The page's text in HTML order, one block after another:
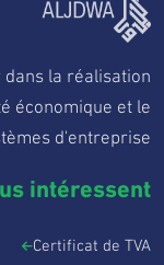
la réalisation
économique et le
d'entreprise
intéressent
Certificat de TVA